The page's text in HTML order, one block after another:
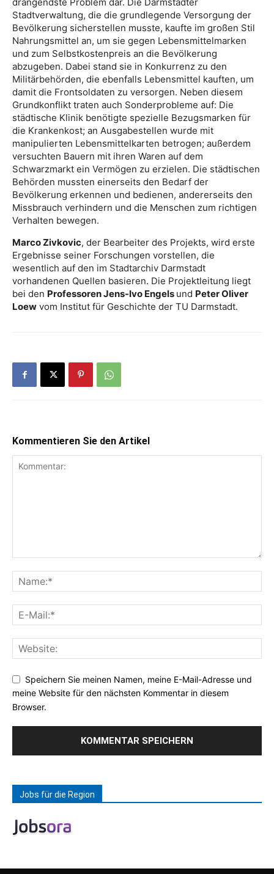
Stadtverwaltung, die die grundlegende Versorgung der
Bevölkerung sicherstellen musste, kaufte im großen Stil
Nahrungsmittel an, um sie gegen Lebensmittelmarken
und zum Selbstkostenpreis an die Bevölkerung
abzugeben. Dabei stand sie in Konkurrenz zu den
Militärbehörden, die ebenfalls Lebensmittel kauften, um
damit die Frontsoldaten zu versorgen. Neben diesem
Grundkonflikt traten auch Sonderprobleme auf: Die
städtische Klinik benötigte spezielle Bezugsmarken für
die Krankenkost; an Ausgabestellen wurde mit
manipulierten Lebensmittelkarten betrogen; außerdem
versuchten Bauern mit ihren Waren auf dem
Schwarzmarkt ein Vermögen zu erzielen. Die städtischen
Behörden mussten einerseits den Bedarf der
Bevölkerung erkennen und bedienen, andererseits den
Missbrauch verhindern und die Menschen zum richtigen
Verhalten bewegen.
Marco Zivkovic, der Bearbeiter des Projekts, wird erste
Ergebnisse seiner Forschungen vorstellen, die
wesentlich auf den im Stadtarchiv Darmstadt
vorhandenen Quellen basieren. Die Projektleitung liegt
bei den Professoren Jens-Ivo Engels und Peter Oliver
Loew vom Institut für Geschichte der TU Darmstadt.
Kommentieren Sie den Artikel
Speichern Sie meinen Namen, meine E-Mail-Adresse und
meine Website für den nächsten Kommentar in diesem
Browser.
Jobs für die Region